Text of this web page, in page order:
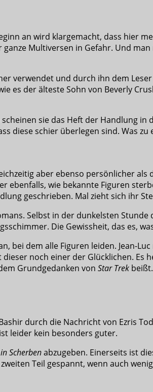
an wird klargemacht, dass hier
Multiversen in Gefahr. Und
verwendet und durch ihn dem
es der älteste Sohn von Beverly
sie das Heft der Handlung
diese schier überlegen sind. Was
aber ebenso persönlicher als
wie bekannte Figuren
geschrieben. Mal zieht sich ihr
Selbst in der dunkelsten Stunde
Die Gewissheit, das es,
bei dem alle Figuren leiden. Jean-
noch einer der Glücklichen.
Grundgedanken von Star Trek
durch die Nachricht von Ezris
leider kein besonders guter.
Scherbenabzugeben. Einerseits ist
Teil gespannt, wenn auch